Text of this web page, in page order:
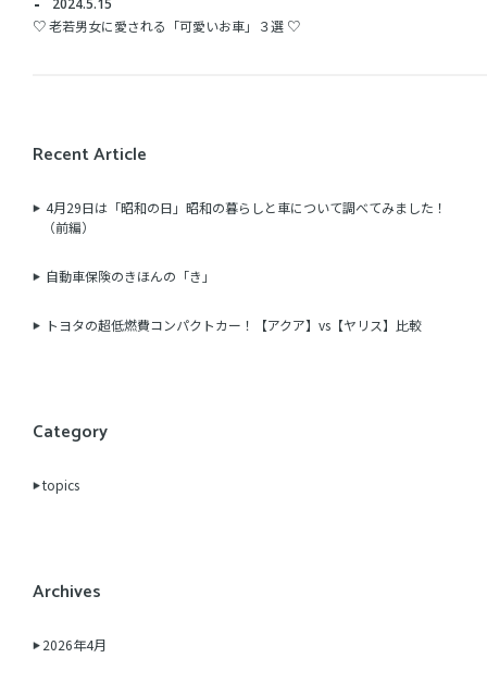
2024.5.15
♡ 老若男女に愛される「可愛いお車」３選 ♡
Recent Article
4月29日は「昭和の日」昭和の暮らしと車について調べてみました！
（前編）
自動車保険のきほんの「き」
トヨタの超低燃費コンパクトカー！【アクア】vs【ヤリス】比較
Category
topics
Archives
2026年4月